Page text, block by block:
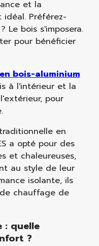
et la
idéal. Préférez-
Le bois s'imposera.
pour bénéficier
bois-aluminium
à l'intérieur et la
pour
en
a opté pour des
et chaleureuses,
au style de leur
isolante, ils
chauffage de
: quelle
?